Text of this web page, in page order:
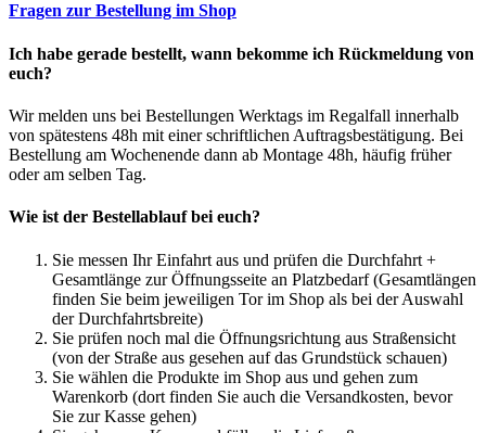
Fragen zur Bestellung im Shop
Ich habe gerade bestellt, wann bekomme ich Rückmeldung von
euch?
Wir melden uns bei Bestellungen Werktags im Regalfall innerhalb
von spätestens 48h mit einer schriftlichen Auftragsbestätigung. Bei
Bestellung am Wochenende dann ab Montage 48h, häufig früher
oder am selben Tag.
Wie ist der Bestellablauf bei euch?
Sie messen Ihr Einfahrt aus und prüfen die Durchfahrt +
Gesamtlänge zur Öffnungsseite an Platzbedarf (Gesamtlängen
finden Sie beim jeweiligen Tor im Shop als bei der Auswahl
der Durchfahrtsbreite)
Sie prüfen noch mal die Öffnungsrichtung aus Straßensicht
(von der Straße aus gesehen auf das Grundstück schauen)
Sie wählen die Produkte im Shop aus und gehen zum
Warenkorb (dort finden Sie auch die Versandkosten, bevor
Sie zur Kasse gehen)